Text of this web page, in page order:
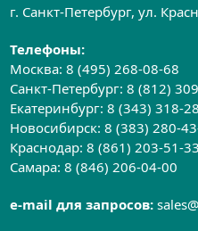
г. Санкт-Петербург, ул.
Телефоны:
Москва:8 (495) 268-08-68
Санкт-Петербург:8 (812)
Екатеринбург:8 (343) 318-
Новосибирск:8 (383) 280-
Краснодар:8 (861) 203-51-33
Самара:8 (846) 206-04-00
e-mail для запросов: